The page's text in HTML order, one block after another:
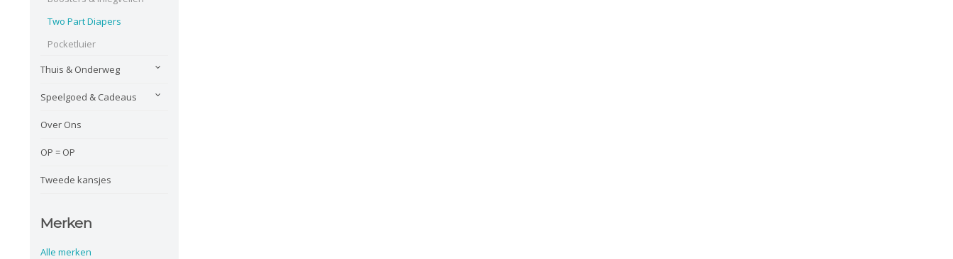
Two Part Diapers
Pocketluier
Thuis & Onderweg
Speelgoed & Cadeaus
Over Ons
OP = OP
Tweede kansjes
Merken
Alle merken